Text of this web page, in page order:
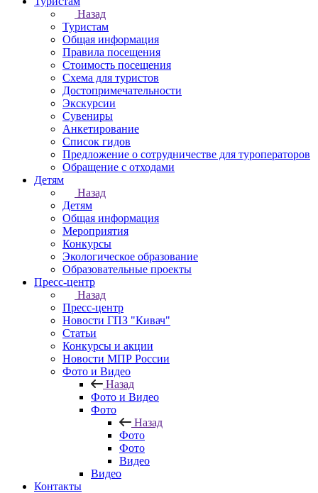
Назад
Туристам
Общая информация
Правила посещения
Стоимость посещения
Схема для туристов
Достопримечательности
Экскурсии
Сувениры
Анкетирование
Список гидов
Предложение о сотрудничестве для туроператоров
Обращение с отходами
Детям
Назад
Детям
Общая информация
Мероприятия
Конкурсы
Экологическое образование
Образовательные проекты
Пресс-центр
Назад
Пресс-центр
Новости ГПЗ "Кивач"
Статьи
Конкурсы и акции
Новости МПР России
Фото и Видео
Назад
Фото и Видео
Фото
Назад
Фото
Фото
Видео
Видео
Контакты